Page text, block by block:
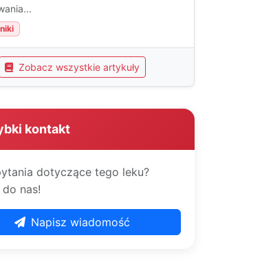
Zobacz wszystkie artykuły
kontakt
dotyczące tego leku?
nas!
Napisz wiadomość